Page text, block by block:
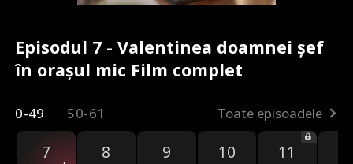
Episodul 7 - Valentinea doamnei șef
în orașul mic Film complet
0-49 50-61 Toate episoadele
7 8 9 10 11